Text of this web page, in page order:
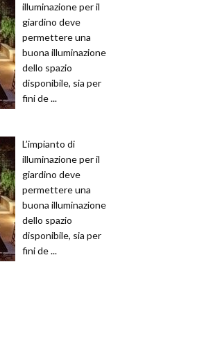
illuminazione per il
giardino deve
permettere una
buona illuminazione
dello spazio
disponibile, sia per
fini de ...
L’impianto di
illuminazione per il
giardino deve
permettere una
buona illuminazione
dello spazio
disponibile, sia per
fini de ...